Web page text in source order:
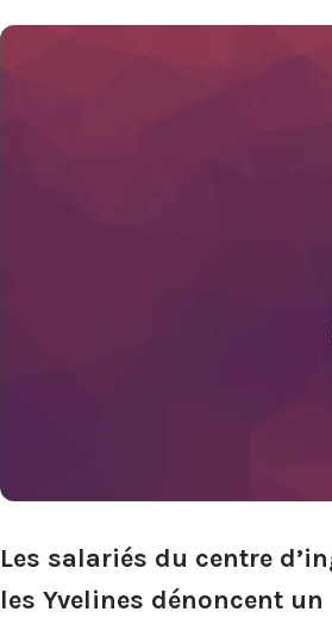
Les salariés du centre
les Yvelines dénoncent